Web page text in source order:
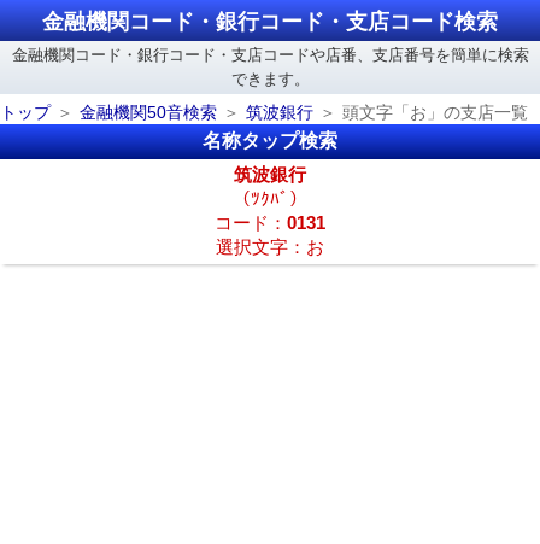
金融機関コード・銀行コード・支店コード検索
金融機関コード・銀行コード・支店コードや店番、支店番号を簡単に検索
できます。
トップ
金融機関50音検索 筑波銀行 頭文字「お」の支店一覧
名称タップ検索
筑波銀行
（ﾂｸﾊﾞ）
コード： 0131
選択文字：お